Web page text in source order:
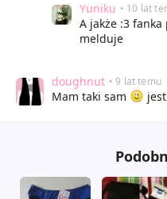
Yuniku • 10 lat
A jakże :3 fanka
melduje
doughnut • 9 lat temu
Mam taki sam